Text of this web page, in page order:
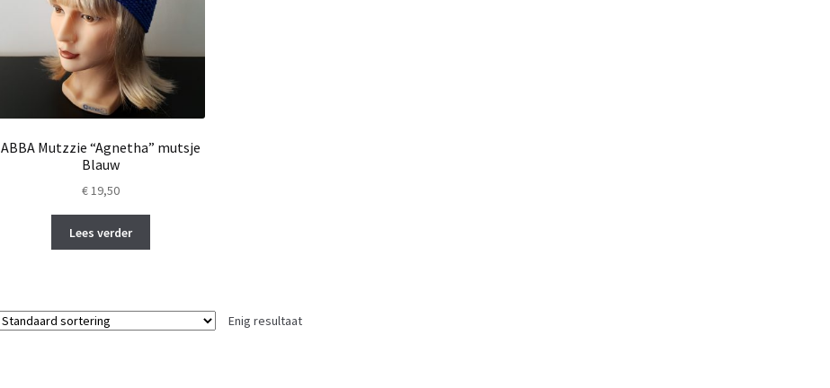
ABBA Mutzzie “Agnetha” mutsje
Blauw
€19,50
Lees verder
Enig resultaat